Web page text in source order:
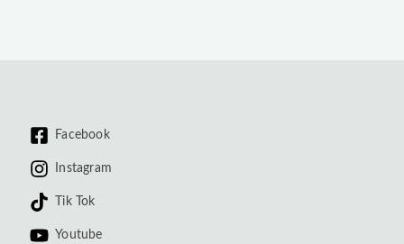
Facebook
Instagram
Tik Tok
Youtube